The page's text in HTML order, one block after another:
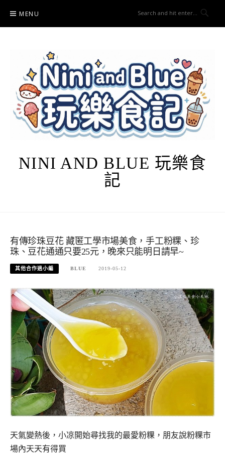
content
MENU
NINI AND BLUE 玩樂食
記
有傳珍珠豆花 藏匿工學市場美食，手工粉粿、珍
珠、豆花通通只要25元，晚來只能明日請早~
其他合作過小編 BLUE 2019-05-12
天氣變熱後，小凉開始尋找我的最愛粉粿，朋友說粉粿市
場內天天有得買